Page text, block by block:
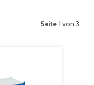
Seite 1 von 3